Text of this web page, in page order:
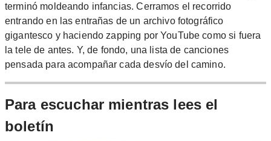
terminó moldeando infancias. Cerramos el recorrido
entrando en las entrañas de un archivo fotográfico
gigantesco y haciendo zapping por YouTube como si fuera
la tele de antes. Y, de fondo, una lista de canciones
pensada para acompañar cada desvío del camino.
Para escuchar mientras lees el
boletín